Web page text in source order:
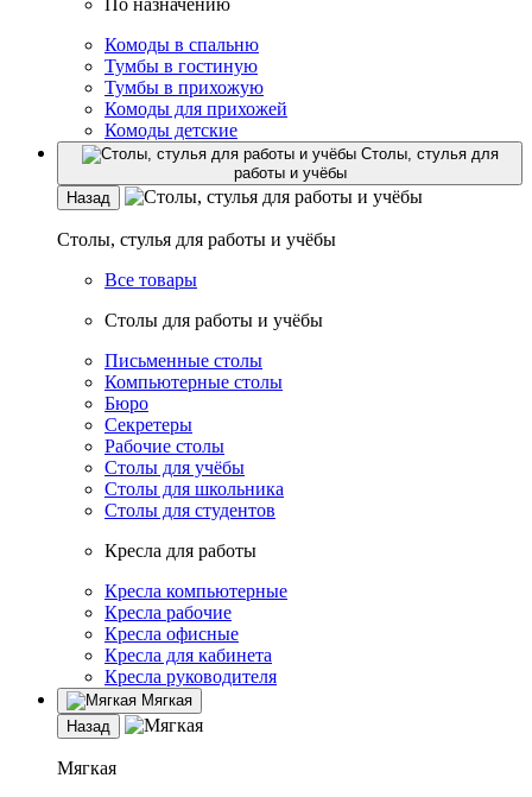
По назначению
Комоды в спальню
Тумбы в гостиную
Тумбы в прихожую
Комоды для прихожей
Комоды детские
Столы, стулья для
работы и учёбы
Назад
Столы, стулья для работы и учёбы
Все товары
Столы для работы и учёбы
Письменные столы
Компьютерные столы
Бюро
Секретеры
Рабочие столы
Столы для учёбы
Столы для школьника
Столы для студентов
Кресла для работы
Кресла компьютерные
Кресла рабочие
Кресла офисные
Кресла для кабинета
Кресла руководителя
Мягкая
Назад
Мягкая